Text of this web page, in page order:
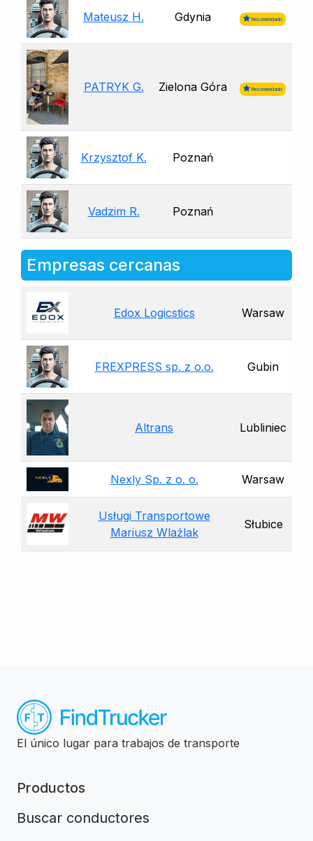
Mateusz H. Gdynia Recomendado
PATRYK G. Zielona Góra Recomendado
Krzysztof K. Poznań
Vadzim R. Poznań
Empresas cercanas
Edox Logicstics Warsaw
FREXPRESS sp. z o.o. Gubin
Altrans Lubliniec
Nexly Sp. z o. o. Warsaw
Usługi Transportowe
Mariusz Wlaźlak
Słubice
El único lugar para trabajos de transporte
Productos
Buscar conductores